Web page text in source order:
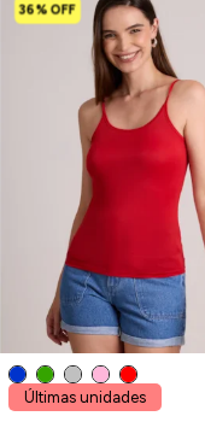
36% OFF
Últimas unidades